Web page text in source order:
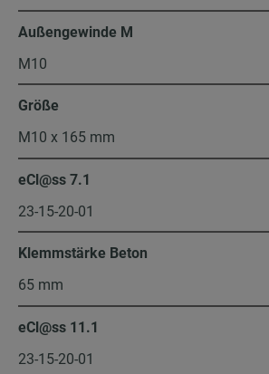
Außengewinde M
M10
Größe
M10 x 165 mm
eCl@ss 7.1
23-15-20-01
Klemmstärke Beton
65 mm
eCl@ss 11.1
23-15-20-01